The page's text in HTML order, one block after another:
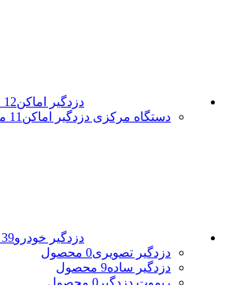
دزدگیر اماکن12 محصول
دستگاه مرکزی دزدگیر اماکن 11 محصول
دزدگیر خودرو39 محصول
دزدگیر تصویری0 محصول
دزدگیر ساده9 محصول
ریموت دزدگیر 0 محصول